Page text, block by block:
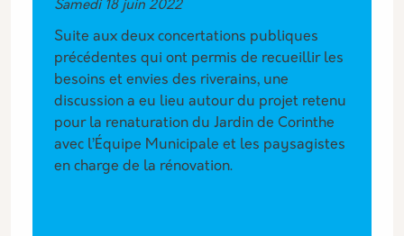
Samedi 18 juin 2022
Suite aux deux concertations publiques
précédentes qui ont permis de recueillir les
besoins et envies des riverains, une
discussion a eu lieu autour du projet retenu
pour la renaturation du Jardin de Corinthe
avec l’Équipe Municipale et les paysagistes
en charge de la rénovation.